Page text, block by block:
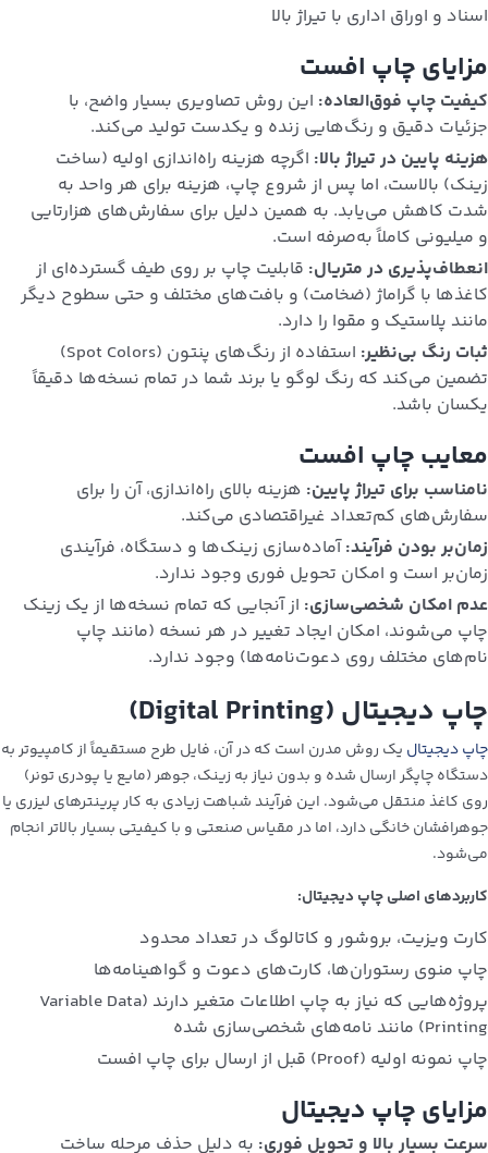
اسناد و اوراق اداری با تیراژ بالا
مزایای چاپ افست
کیفیت چاپ فوق‌العاده: این روش تصاویری بسیار واضح، با
جزئیات دقیق و رنگ‌هایی زنده و یکدست تولید می‌کند.
هزینه پایین در تیراژ بالا: اگرچه هزینه راه‌اندازی اولیه (ساخت
زینک) بالاست، اما پس از شروع چاپ، هزینه برای هر واحد به
شدت کاهش می‌یابد. به همین دلیل برای سفارش‌های هزارتایی
و میلیونی کاملاً به‌صرفه است.
انعطاف‌پذیری در متریال: قابلیت چاپ بر روی طیف گسترده‌ای از
کاغذها با گراماژ (ضخامت) و بافت‌های مختلف و حتی سطوح دیگر
مانند پلاستیک و مقوا را دارد.
ثبات رنگ بی‌نظیر:
استفاده از رنگ‌های پنتون (Spot Colors)
تضمین می‌کند که رنگ لوگو یا برند شما در تمام نسخه‌ها دقیقاً
یکسان باشد.
معایب چاپ افست
نامناسب برای تیراژ پایین: هزینه بالای راه‌اندازی، آن را برای
سفارش‌های کم‌تعداد غیراقتصادی می‌کند.
زمان‌بر بودن فرآیند:آماده‌سازی زینک‌ها و دستگاه، فرآیندی
زمان‌بر است و امکان تحویل فوری وجود ندارد.
عدم امکان شخصی‌سازی: از آنجایی که تمام نسخه‌ها از یک زینک
چاپ می‌شوند، امکان ایجاد تغییر در هر نسخه (مانند چاپ
نام‌های مختلف روی دعوت‌نامه‌ها) وجود ندارد.
چاپ دیجیتال (Digital Printing)
چاپ دیجیتال یک روش مدرن است که در آن، فایل طرح مستقیماً از کامپیوتر به
دستگاه چاپگر ارسال شده و بدون نیاز به زینک، جوهر (مایع یا پودری تونر)
روی کاغذ منتقل می‌شود. این فرآیند شباهت زیادی به کار پرینترهای لیزری یا
جوهرافشان خانگی دارد، اما در مقیاس صنعتی و با کیفیتی بسیار بالاتر انجام
می‌شود.
کاربردهای اصلی چاپ دیجیتال:
کارت ویزیت، بروشور و کاتالوگ در تعداد محدود
چاپ منوی رستوران‌ها، کارت‌های دعوت و گواهینامه‌ها
پروژه‌هایی که نیاز به چاپ اطلاعات متغیر دارند (Variable Data
Printing) مانند نامه‌های شخصی‌سازی شده
چاپ نمونه اولیه (Proof) قبل از ارسال برای چاپ افست
مزایای چاپ دیجیتال
سرعت بسیار بالا و تحویل فوری: به دلیل حذف مرحله ساخت